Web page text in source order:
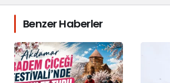
Benzer Haberler